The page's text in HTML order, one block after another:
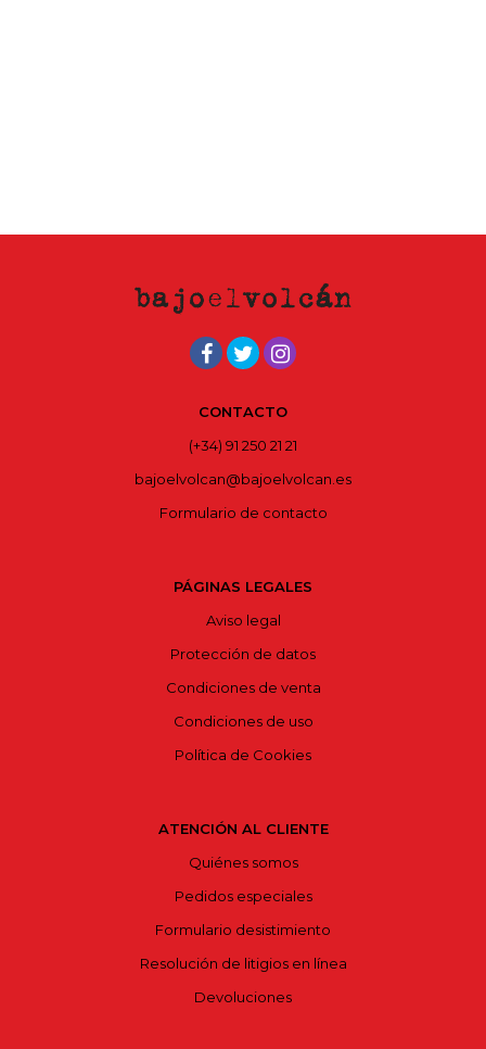
CONTACTO
(+34) 91 250 21 21
bajoelvolcan@bajoelvolcan.es
Formulario de contacto
PÁGINAS LEGALES
Aviso legal
Protección de datos
Condiciones de venta
Condiciones de uso
Política de Cookies
ATENCIÓN AL CLIENTE
Quiénes somos
Pedidos especiales
Formulario desistimiento
Resolución de litigios en línea
Devoluciones